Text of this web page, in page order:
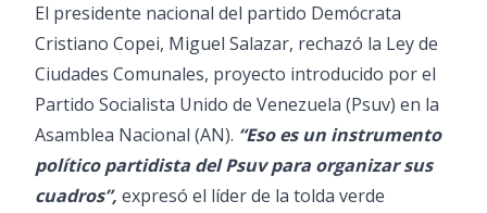
El presidente nacional del partido Demócrata
Cristiano Copei, Miguel Salazar, rechazó la Ley de
Ciudades Comunales, proyecto introducido por el
Partido Socialista Unido de Venezuela (Psuv) en la
Asamblea Nacional (AN). “Eso es un instrumento
político partidista del Psuv para organizar sus
cuadros”, expresó el líder de la tolda verde